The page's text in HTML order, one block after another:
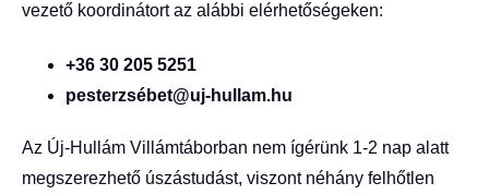
vezető koordinátort az alábbi elérhetőségeken:
+36 30 205 5251
pesterzsébet@uj-hullam.hu
Az Új-Hullám Villámtáborban nem ígérünk 1-2 nap alatt
megszerezhető úszástudást, viszont néhány felhőtlen